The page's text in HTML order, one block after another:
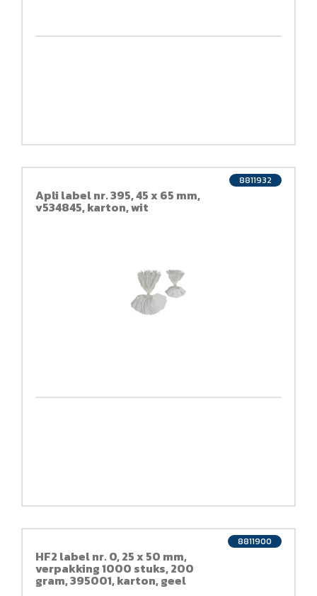
Apli label nr. 395, 45 x 65 mm,
v534845, karton, wit
8811932
HF2 label nr. 0, 25 x 50 mm,
verpakking 1000 stuks, 200
gram, 395001, karton, geel
8811900